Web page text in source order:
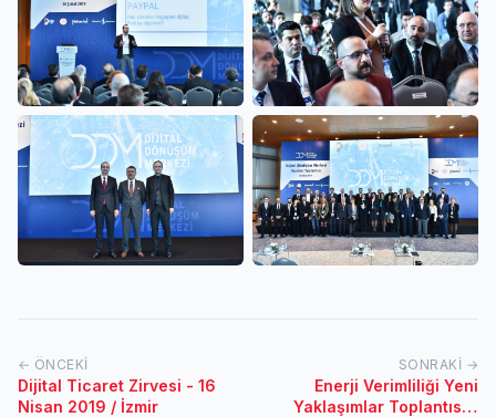
← ÖNCEKI
Dijital Ticaret Zirvesi - 16
Nisan 2019 / İzmir
SONRAKI →
Enerji Verimliliği Yeni
Yaklaşımlar Toplantısı -